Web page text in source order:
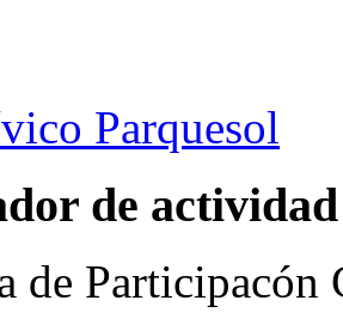
Parquesol
de actividad
de Participacón